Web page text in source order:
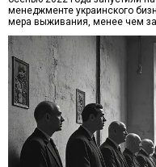
менеджменте украинского
мера выживания, менее чем за